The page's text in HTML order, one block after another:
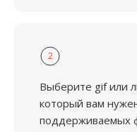
2
Выберите gif или
который вам
поддерживаемых